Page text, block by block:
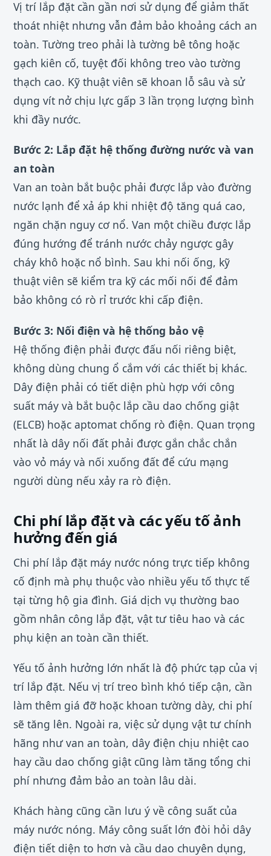
Vị trí lắp đặt cần gần nơi sử dụng để giảm thất
thoát nhiệt nhưng vẫn đảm bảo khoảng cách an
toàn. Tường treo phải là tường bê tông hoặc
gạch kiên cố, tuyệt đối không treo vào tường
thạch cao. Kỹ thuật viên sẽ khoan lỗ sâu và sử
dụng vít nở chịu lực gấp 3 lần trọng lượng bình
khi đầy nước.
Bước 2: Lắp đặt hệ thống đường nước và van
an toàn
Van an toàn bắt buộc phải được lắp vào đường
nước lạnh để xả áp khi nhiệt độ tăng quá cao,
ngăn chặn nguy cơ nổ. Van một chiều được lắp
đúng hướng để tránh nước chảy ngược gây
cháy khô hoặc nổ bình. Sau khi nối ống, kỹ
thuật viên sẽ kiểm tra kỹ các mối nối để đảm
bảo không có rò rỉ trước khi cấp điện.
Bước 3: Nối điện và hệ thống bảo vệ
Hệ thống điện phải được đấu nối riêng biệt,
không dùng chung ổ cắm với các thiết bị khác.
Dây điện phải có tiết diện phù hợp với công
suất máy và bắt buộc lắp cầu dao chống giật
(ELCB) hoặc aptomat chống rò điện. Quan trọng
nhất là dây nối đất phải được gắn chắc chắn
vào vỏ máy và nối xuống đất để cứu mạng
người dùng nếu xảy ra rò điện.
Chi phí lắp đặt và các yếu tố ảnh
hưởng đến giá
Chi phí lắp đặt máy nước nóng trực tiếp không
cố định mà phụ thuộc vào nhiều yếu tố thực tế
tại từng hộ gia đình. Giá dịch vụ thường bao
gồm nhân công lắp đặt, vật tư tiêu hao và các
phụ kiện an toàn cần thiết.
Yếu tố ảnh hưởng lớn nhất là độ phức tạp của vị
trí lắp đặt. Nếu vị trí treo bình khó tiếp cận, cần
làm thêm giá đỡ hoặc khoan tường dày, chi phí
sẽ tăng lên. Ngoài ra, việc sử dụng vật tư chính
hãng như van an toàn, dây điện chịu nhiệt cao
hay cầu dao chống giật cũng làm tăng tổng chi
phí nhưng đảm bảo an toàn lâu dài.
Khách hàng cũng cần lưu ý về công suất của
máy nước nóng. Máy công suất lớn đòi hỏi dây
điện tiết diện to hơn và cầu dao chuyên dụng,